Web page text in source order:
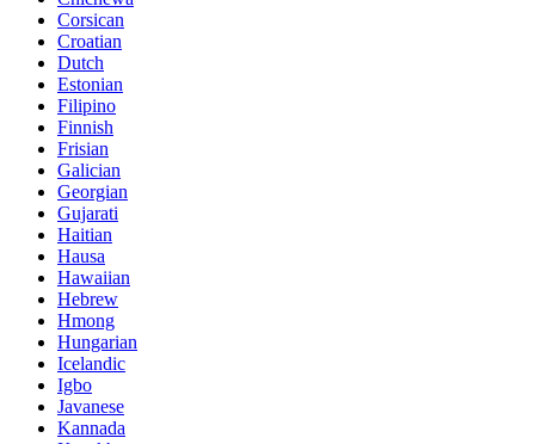
Corsican
Croatian
Dutch
Estonian
Filipino
Finnish
Frisian
Galician
Georgian
Gujarati
Haitian
Hausa
Hawaiian
Hebrew
Hmong
Hungarian
Icelandic
Igbo
Javanese
Kannada